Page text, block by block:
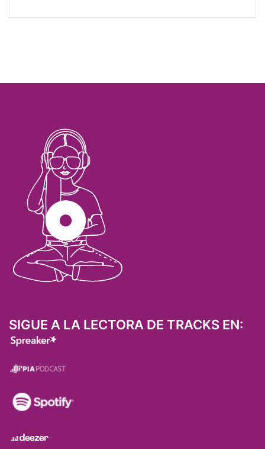
SIGUE A LA LECTORA DE TRACKS EN: